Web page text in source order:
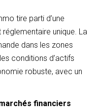
tire parti d’une
unique. La
dans les zones
conditions d’actifs
robuste, avec un
financiers